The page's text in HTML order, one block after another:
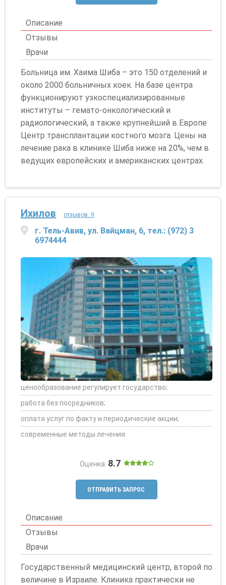
Описание
Отзывы
Врачи
Больница им. Хаима Шиба – это 150 отделений и
около 2000 больничных коек. На базе центра
функционируют узкоспециализированные
институты – гемато-онкологический и
радиологический, а также крупнейший в Европе
Центр трансплантации костного мозга. Цены на
лечение рака в клинике Шиба ниже на 20%, чем в
ведущих европейских и американских центрах.
Ихилов отзывов: 9
г. Тель-Авив, ул. Вайцман, 6, тел.: (972) 3
6974444
ценообразование регулирует государство;
работа без посредников;
оплата услуг по факту и периодические акции;
современные методы лечения.
Оценка: 8.7
ОТПРАВИТЬ ЗАПРОС
Описание
Отзывы
Врачи
Государственный медицинский центр, второй по
величине в Израиле. Клиника практически не